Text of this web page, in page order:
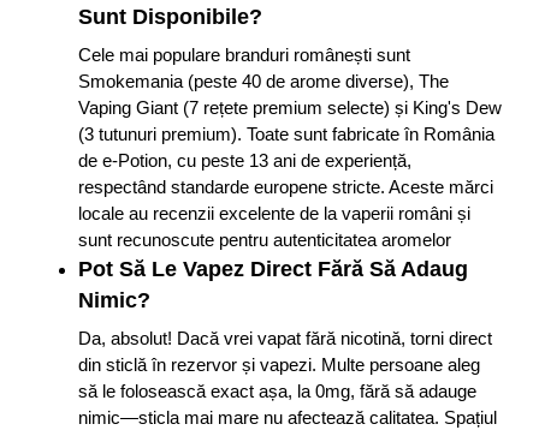
Sunt Disponibile?
Cele mai populare branduri românești sunt
Smokemania (peste 40 de arome diverse), The
Vaping Giant (7 rețete premium selecte) și King's Dew
(3 tutunuri premium). Toate sunt fabricate în România
de e-Potion, cu peste 13 ani de experiență,
respectând standarde europene stricte. Aceste mărci
locale au recenzii excelente de la vaperii români și
sunt recunoscute pentru autenticitatea aromelor
Pot Să Le Vapez Direct Fără Să Adaug
Nimic?
Da, absolut! Dacă vrei vapat fără nicotină, torni direct
din sticlă în rezervor și vapezi. Multe persoane aleg
să le folosească exact așa, la 0mg, fără să adauge
nimic—sticla mai mare nu afectează calitatea. Spațiul